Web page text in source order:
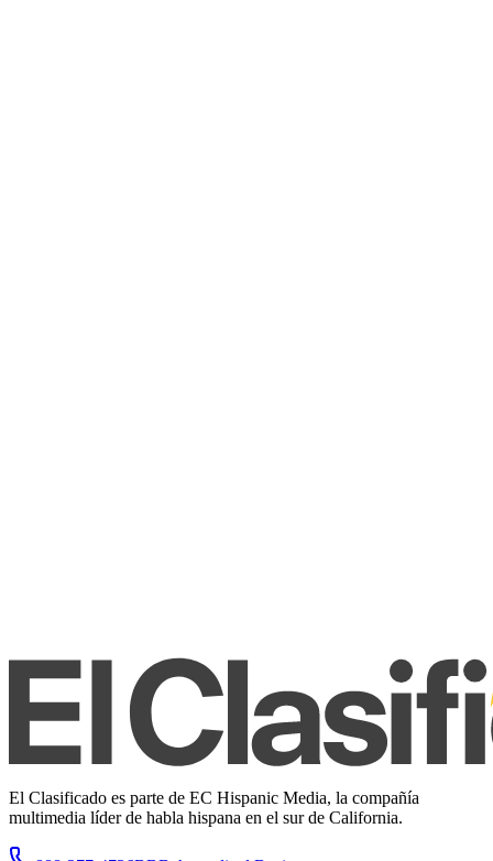
El Clasificado es parte de EC Hispanic Media, la compañía
multimedia líder de habla hispana en el sur de California.